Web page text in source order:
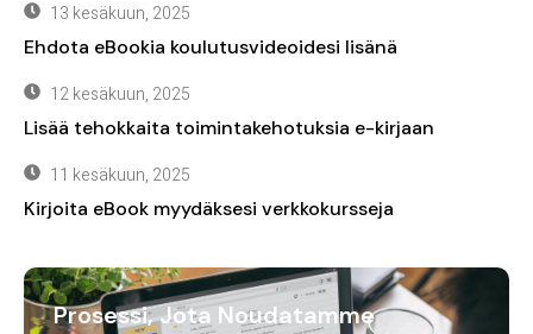
13 kesäkuun, 2025
Ehdota eBookia koulutusvideoidesi lisänä
12 kesäkuun, 2025
Lisää tehokkaita toimintakehotuksia e-kirjaan
11 kesäkuun, 2025
Kirjoita eBook myydäksesi verkkokursseja
Prosessi, Jota Noudatamme